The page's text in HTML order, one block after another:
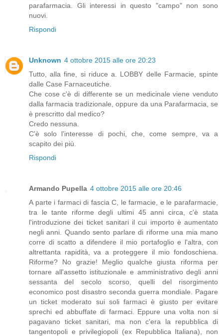
parafarmacia. Gli interessi in questo "campo" non sono
nuovi.
Rispondi
Unknown 4 ottobre 2015 alle ore 20:23
Tutto, alla fine, si riduce a. LOBBY delle Farmacie, spinte
dalle Case Farnaceutiche.
Che cose c'è di differente se un medicinale viene venduto
dalla farmacia tradizionale, oppure da una Parafarmacia, se
è prescritto dal medico?
Credo nessuna.
C'è solo l'interesse di pochi, che, come sempre, va a
scapito dei più.
Rispondi
Armando Pupella 4 ottobre 2015 alle ore 20:46
A parte i farmaci di fascia C, le farmacie, e le parafarmacie,
tra le tante riforme degli ultimi 45 anni circa, c'è stata
l'introduzione dei ticket sanitari il cui importo è aumentato
negli anni. Quando sento parlare di riforme una mia mano
corre di scatto a difendere il mio portafoglio e l'altra, con
altrettanta rapidità, va a proteggere il mio fondoschiena.
Riforme? No grazie! Meglio qualche giusta riforma per
tornare all'assetto istituzionale e amministrativo degli anni
sessanta del secolo scorso, quelli del risorgimento
economico post disastro seconda guerra mondiale. Pagare
un ticket moderato sui soli farmaci è giusto per evitare
sprechi ed abbuffate di farmaci. Eppure una volta non si
pagavano ticket sanitari, ma non c'era la repubblica di
tangentopoli e privilegiopoli (ex Repubblica Italiana), non